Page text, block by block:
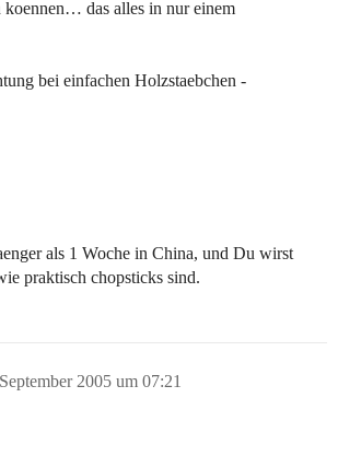
koennen… das alles in nur einem
bei einfachen Holzstaebchen -
als 1 Woche in China, und Du wirst
praktisch chopsticks sind.
2005 um 07:21